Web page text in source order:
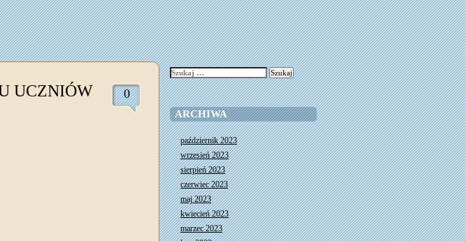
UCZNIÓW
0
Szukaj:
ARCHIWA
październik 2023
wrzesień 2023
sierpień 2023
czerwiec 2023
maj 2023
kwiecień 2023
marzec 2023